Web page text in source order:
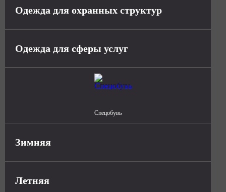
Одежда для охранных структур
Одежда для сферы услуг
Спецобувь
Зимняя
Летняя